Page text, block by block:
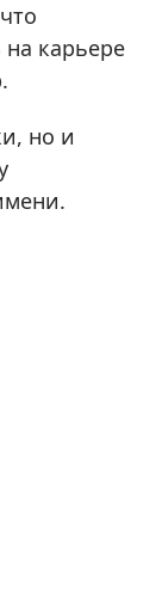
на карьере
но и